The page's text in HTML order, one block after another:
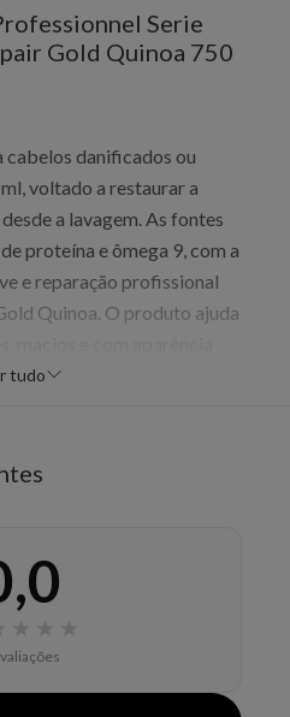
Serie
Gold Quinoa 750
cabelos danificados ou
voltado a restaurar a
a lavagem. As fontes
proteína e ômega 9, com a
e reparação profissional
Quinoa. O produto ajuda
para rotinas de cuidado com
a fibra capilar
tudo